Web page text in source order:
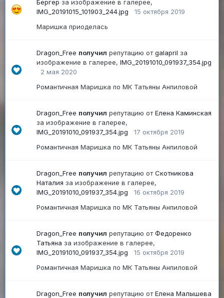
Бергер за изображение в галерее,
IMG_20191015_101903_244.jpg
15 октября 2019
Маришка приоделась
Dragon_Free получил репутацию отgalapril за
изображение в галерее, IMG_20191010_091937_354.jpg
2 мая 2020
Романтичная Маришка по МК Татьяны Анпиловой
Dragon_Free получил репутацию отЕлена Каминская
за изображение в галерее,
IMG_20191010_091937_354.jpg
17 октября 2019
Романтичная Маришка по МК Татьяны Анпиловой
Dragon_Free получил репутацию отСкотникова
Наталия за изображение в галерее,
IMG_20191010_091937_354.jpg
16 октября 2019
Романтичная Маришка по МК Татьяны Анпиловой
Dragon_Free получил репутацию отФедоренко
Татьяна за изображение в галерее,
IMG_20191010_091937_354.jpg
15 октября 2019
Романтичная Маришка по МК Татьяны Анпиловой
Dragon_Free получил репутацию отЕлена Малышева